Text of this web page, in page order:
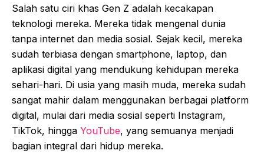
Salah satu ciri khas Gen Z adalah kecakapan
teknologi mereka. Mereka tidak mengenal dunia
tanpa internet dan media sosial. Sejak kecil, mereka
sudah terbiasa dengan smartphone, laptop, dan
aplikasi digital yang mendukung kehidupan mereka
sehari-hari. Di usia yang masih muda, mereka sudah
sangat mahir dalam menggunakan berbagai platform
digital, mulai dari media sosial seperti Instagram,
TikTok, hingga YouTube, yang semuanya menjadi
bagian integral dari hidup mereka.